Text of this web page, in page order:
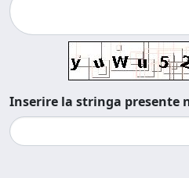
Inserire la stringa presente